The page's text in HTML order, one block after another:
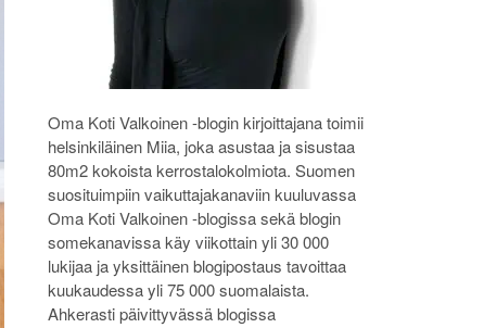
Oma Koti Valkoinen -blogin kirjoittajana toimii
helsinkiläinen Miia, joka asustaa ja sisustaa
80m2 kokoista kerrostalokolmiota. Suomen
suosituimpiin vaikuttajakanaviin kuuluvassa
Oma Koti Valkoinen -blogissa sekä blogin
somekanavissa käy viikottain yli 30 000
lukijaa ja yksittäinen blogipostaus tavoittaa
kuukaudessa yli 75 000 suomalaista.
Ahkerasti päivittyvässä blogissa